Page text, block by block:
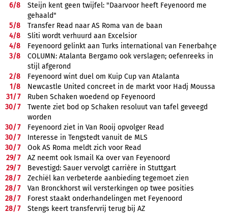
6/8
Steijn kent geen twijfel: "Daarvoor heeft Feyenoord me
gehaald"
5/8
Transfer Read naar AS Roma van de baan
4/8
Sliti wordt verhuurd aan Excelsior
4/8
Feyenoord gelinkt aan Turks international van Fenerbahçe
3/8
COLUMN: Atalanta Bergamo ook verslagen; oefenreeks in
stijl afgerond
2/8
Feyenoord wint duel om Kuip Cup van Atalanta
1/8
Newcastle United concreet in de markt voor Hadj Moussa
31/7
Ruben Schaken woedend op Feyenoord
30/7
Twente ziet bod op Schaken resoluut van tafel geveegd
worden
30/7
Feyenoord ziet in Van Rooij opvolger Read
30/7
Interesse in Tengstedt vanuit de MLS
30/7
Ook AS Roma meldt zich voor Read
29/7
AZ neemt ook Ismail Ka over van Feyenoord
29/7
Bevestigd: Sauer vervolgt carrière in Stuttgart
28/7
Zechiël kan verbeterde aanbieding tegemoet zien
28/7
Van Bronckhorst wil versterkingen op twee posities
28/7
Forest staakt onderhandelingen met Feyenoord
28/7 Stengs keert transfervrij terug bij AZ